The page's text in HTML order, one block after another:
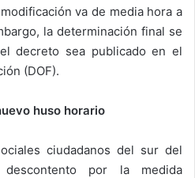
va de media hora a
la determinación final se
decreto sea publicado en el
(DOF).
huso horario
ciudadanos del sur del
por la medida